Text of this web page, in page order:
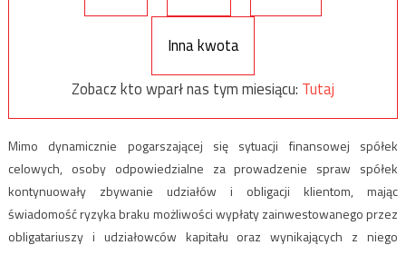
Inna kwota
Zobacz kto wparł nas tym miesiącu: Tutaj
Mimo dynamicznie pogarszającej się sytuacji finansowej spółek
celowych, osoby odpowiedzialne za prowadzenie spraw spółek
kontynuowały zbywanie udziałów i obligacji klientom, mając
świadomość ryzyka braku możliwości wypłaty zainwestowanego przez
obligatariuszy i udziałowców kapitału oraz wynikających z niego